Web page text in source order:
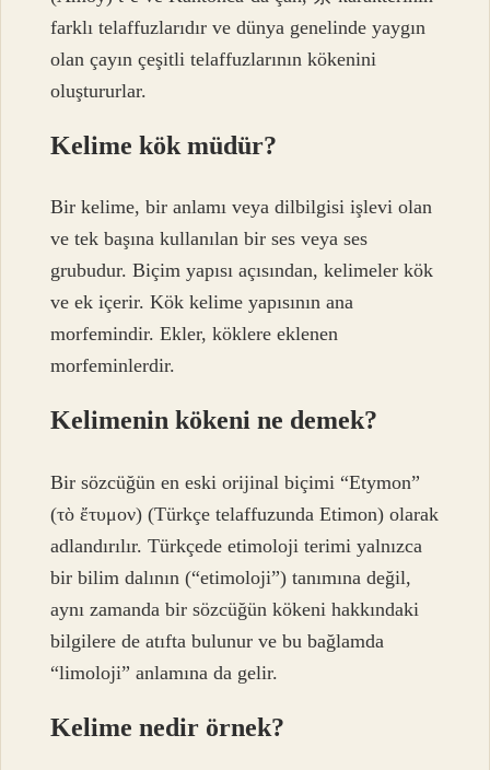
farklı telaffuzlarıdır ve dünya genelinde yaygın
olan çayın çeşitli telaffuzlarının kökenini
oluştururlar.
Kelime kök müdür?
Bir kelime, bir anlamı veya dilbilgisi işlevi olan
ve tek başına kullanılan bir ses veya ses
grubudur. Biçim yapısı açısından, kelimeler kök
ve ek içerir. Kök kelime yapısının ana
morfemindir. Ekler, köklere eklenen
morfeminlerdir.
Kelimenin kökeni ne demek?
Bir sözcüğün en eski orijinal biçimi “Etymon”
(τὸ ἔτυμον) (Türkçe telaffuzunda Etimon) olarak
adlandırılır. Türkçede etimoloji terimi yalnızca
bir bilim dalının (“etimoloji”) tanımına değil,
aynı zamanda bir sözcüğün kökeni hakkındaki
bilgilere de atıfta bulunur ve bu bağlamda
“limoloji” anlamına da gelir.
Kelime nedir örnek?